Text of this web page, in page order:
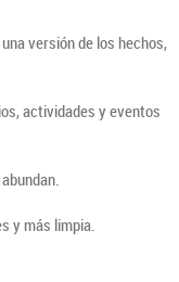
versión de los hechos,
actividades y eventos
y más limpia.